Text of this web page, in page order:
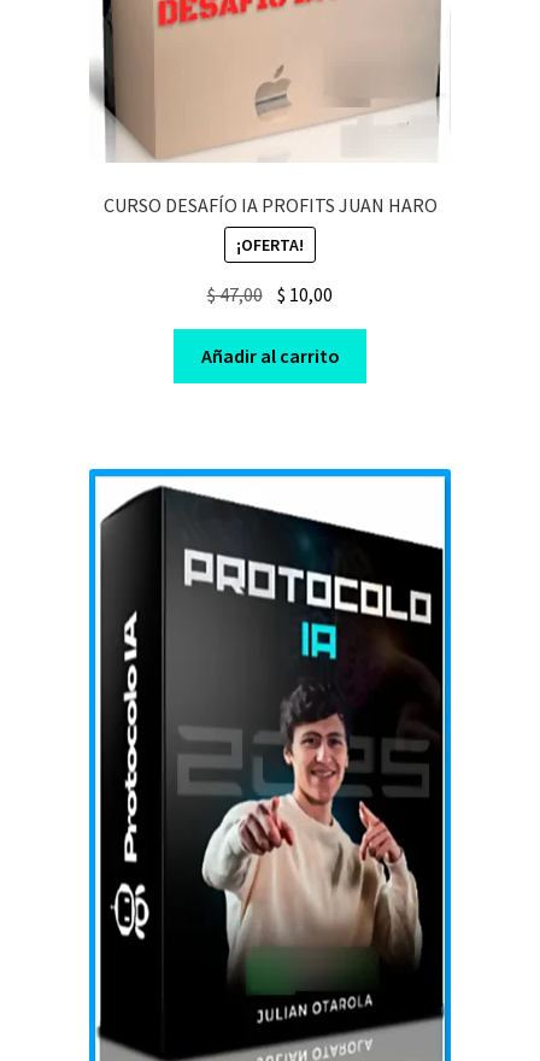
CURSO DESAFÍO IA PROFITS JUAN HARO
¡OFERTA!
$47,00 Original
price
was:
$ 47,00.
$ 10,00
price
is:
$ 10,00.
Añadir al carrito